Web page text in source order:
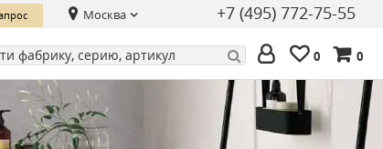
Москва +7 (495) 772-75-55
0 0